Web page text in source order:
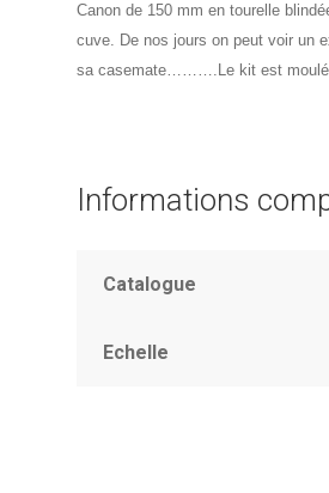
Canon de 150 mm en tourelle
cuve. De nos jours on peut voir un
sa casemate……….Le kit est moulé
Informations
Catalogue
Echelle